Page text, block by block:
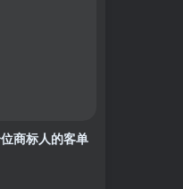
商标人的客单